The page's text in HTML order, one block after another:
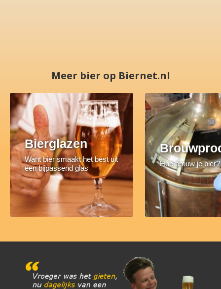
Meer bier op Biernet.nl
Bierglazen
Want bier smaakt het best uit
een bijpassend glas
Hoe brouw je bier?